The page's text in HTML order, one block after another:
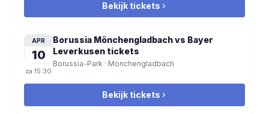
Bekijk tickets
APR
10
za 15:30
Borussia Mönchengladbach vs Bayer
Leverkusen tickets
Borussia-Park · Mönchengladbach
Bekijk tickets